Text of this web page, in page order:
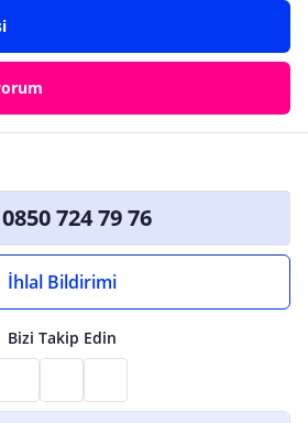
0850 724 79 76
İhlal Bildirimi
Bizi Takip Edin